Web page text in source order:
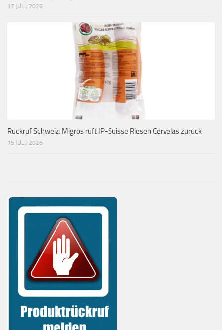
17 JULI, 2026
Rückruf Schweiz: Migros ruft IP-Suisse Riesen Cervelas zurück
15 JULI, 2026